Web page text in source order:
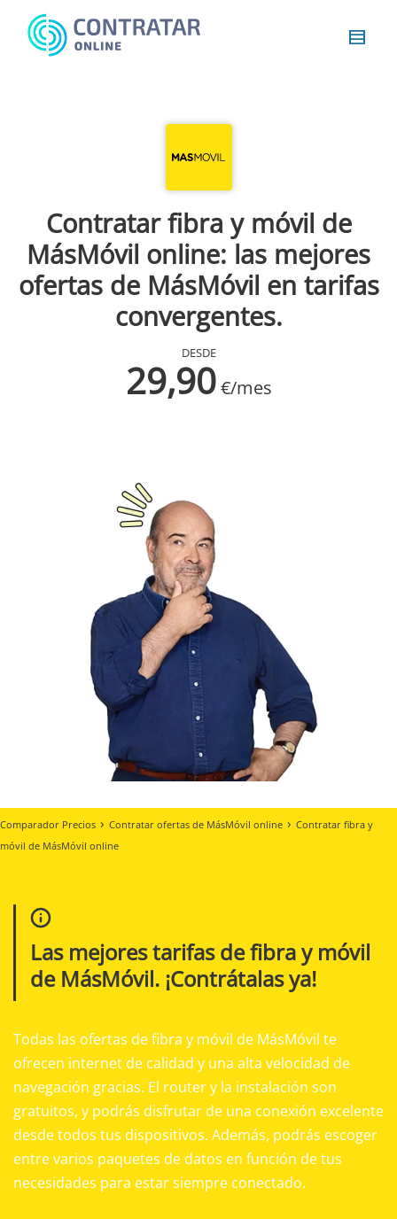
Busca
Contratar fibra y móvil de
MásMóvil online: las mejores
ofertas de MásMóvil en tarifas
convergentes.
DESDE
29,90 €/mes
Comparador Precios Contratar ofertas de MásMóvil online
Contratar fibra y
móvil de MásMóvil online
Las mejores tarifas de fibra y móvil
de MásMóvil. ¡Contrátalas ya!
Todas las ofertas de fibra y móvil de MásMóvil te
ofrecen internet de calidad y una alta velocidad de
navegación gracias. El router y la instalación son
gratuitos, y podrás disfrutar de una conexión excelente
desde todos tus dispositivos. Además, podrás escoger
entre varios paquetes de datos en función de tus
necesidades para estar siempre conectado.